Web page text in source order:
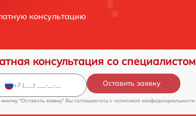
консультацию
консультация со специалистом
Оставить заявку
"Оставить заявку" Вы соглашаетесь c политикой конфиденциальности